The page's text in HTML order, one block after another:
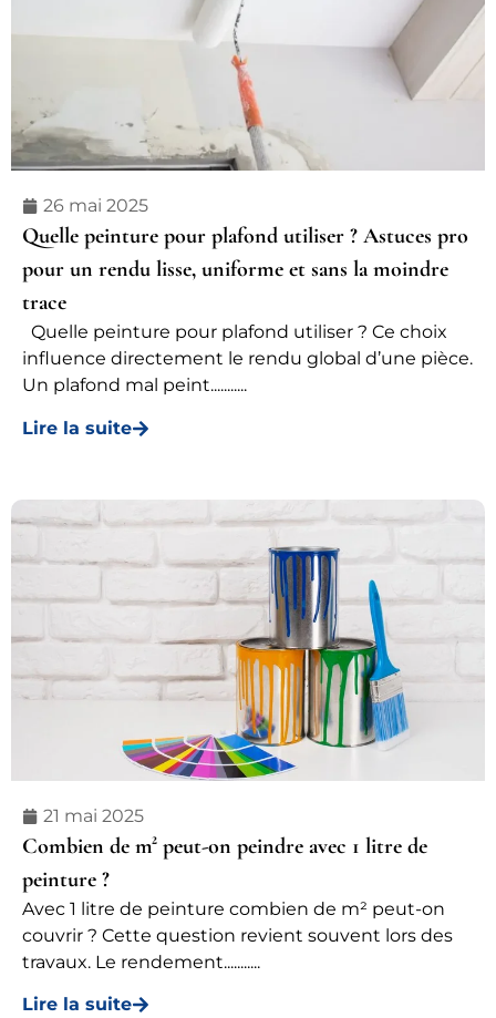
26 mai 2025
Quelle peinture pour plafond utiliser ? Astuces pro
pour un rendu lisse, uniforme et sans la moindre
trace
Quelle peinture pour plafond utiliser ? Ce choix
influence directement le rendu global d’une pièce.
Un plafond mal peint...........
Lire la suite
21 mai 2025
Combien de m² peut-on peindre avec 1 litre de
peinture ?
Avec 1 litre de peinture combien de m² peut-on
couvrir ? Cette question revient souvent lors des
travaux. Le rendement...........
Lire la suite